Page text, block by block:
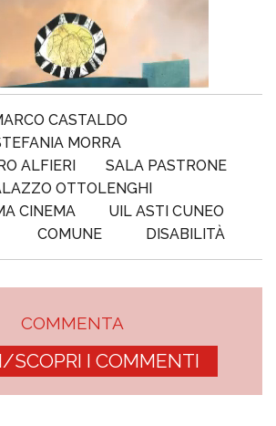
CASTALDO
MORRA
ALFIERI
SALA PASTRONE
OTTOLENGHI
CINEMA
UIL ASTI CUNEO
COMUNE DISABILITÀ
COMMENTA
SCOPRI I COMMENTI